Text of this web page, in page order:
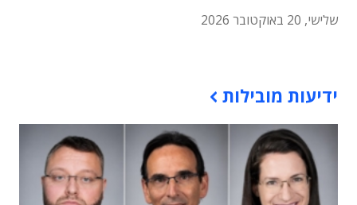
שלישי, 20 באוקטובר 2026
ידיעות מובילות